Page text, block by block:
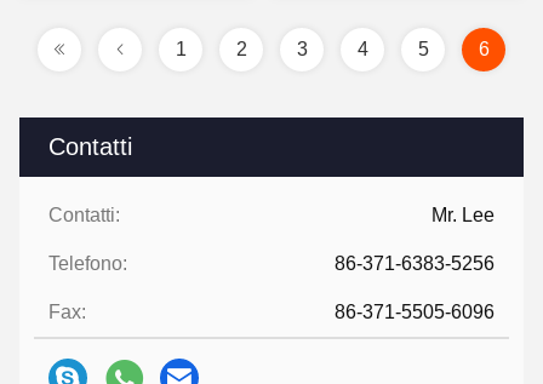
Contatti
Contatti: Mr. Lee
Telefono: 86-371-6383-5256
Fax: 86-371-5505-6096
1 2 3 4 5 6